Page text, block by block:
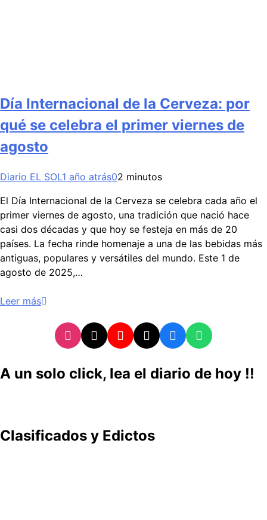
Día Internacional de la Cerveza: por
qué se celebra el primer viernes de
agosto
Diario EL SOL1 año atrás02 minutos
El Día Internacional de la Cerveza se celebra cada año el
primer viernes de agosto, una tradición que nació hace
casi dos décadas y que hoy se festeja en más de 20
países. La fecha rinde homenaje a una de las bebidas más
antiguas, populares y versátiles del mundo. Este 1 de
agosto de 2025,…
Leer más
A un solo click, lea el diario de hoy !!
Clasificados y Edictos